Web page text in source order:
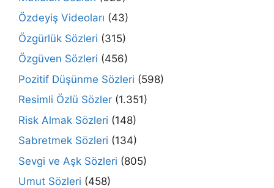
Özdeyiş Videoları (43)
Özgürlük Sözleri (315)
Özgüven Sözleri (456)
Pozitif Düşünme Sözleri (598)
Resimli Özlü Sözler (1.351)
Risk Almak Sözleri (148)
Sabretmek Sözleri (134)
Sevgi ve Aşk Sözleri (805)
Umut Sözleri (458)